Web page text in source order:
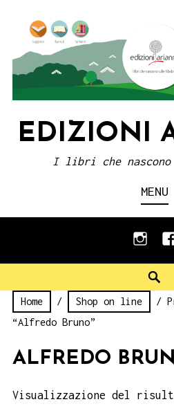
content
EDIZIONI
I libri che nascono
MENU
Home / Shop on line
/
“Alfredo Bruno”
ALFREDO
Visualizzazione del